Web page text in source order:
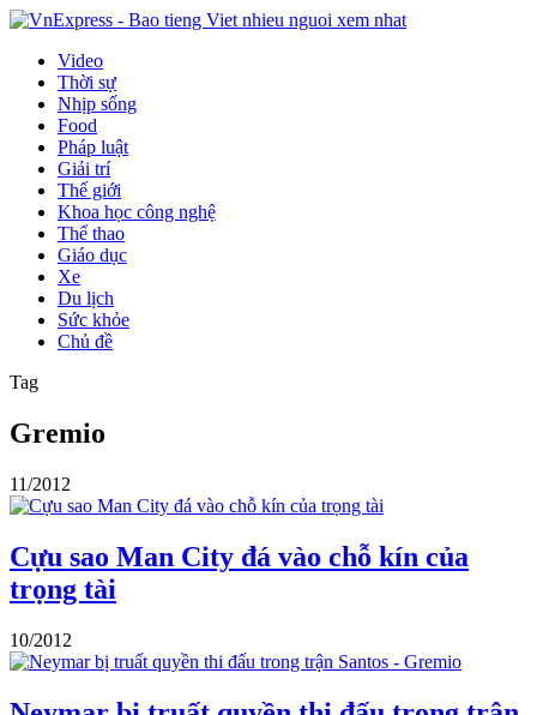
Video
Thời sự
Nhịp sống
Food
Pháp luật
Giải trí
Thế giới
Khoa học công nghệ
Thể thao
Giáo dục
Xe
Du lịch
Sức khỏe
Chủ đề
Tag
Gremio
11/2012
Cựu sao Man City đá vào chỗ kín của
trọng tài
10/2012